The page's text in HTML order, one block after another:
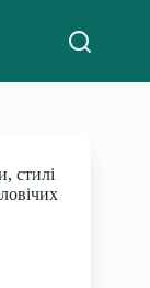
стилі